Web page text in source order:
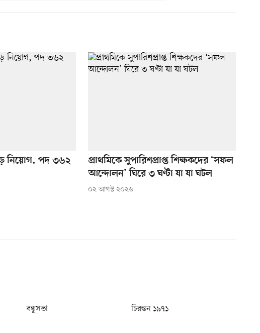
নিয়োগ, পদ ৩৬২
প্রাথমিকে সুপারিশপ্রাপ্ত শিক্ষকদের ‘সফল
আন্দোলন’ ঘিরে ৩ ঘণ্টা যা যা ঘটল
০২ আগস্ট ২০২৬
বন্ধুসভা
চিরন্তন ১৯৭১